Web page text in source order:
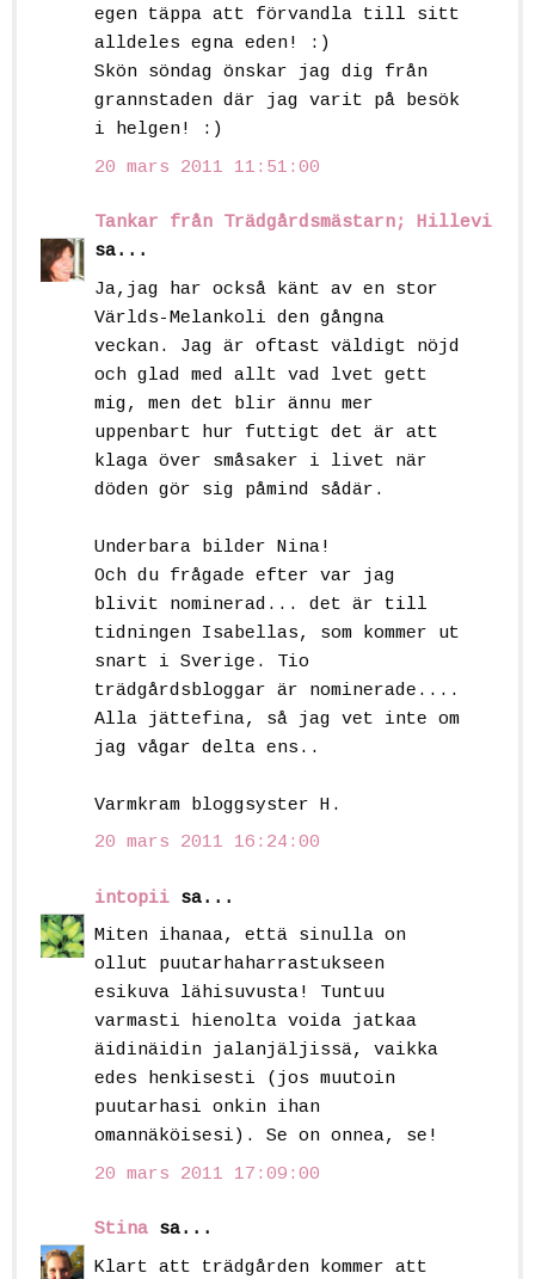
egen täppa att förvandla till sitt
alldeles egna eden! :)
Skön söndag önskar jag dig från
grannstaden där jag varit på besök
i helgen! :)
20 mars 2011 11:51:00
Tankar från Trädgårdsmästarn; Hillevi
sa...
Ja,jag har också känt av en stor
Världs-Melankoli den gångna
veckan. Jag är oftast väldigt nöjd
och glad med allt vad lvet gett
mig, men det blir ännu mer
uppenbart hur futtigt det är att
klaga över småsaker i livet när
döden gör sig påmind sådär.
Underbara bilder Nina!
Och du frågade efter var jag
blivit nominerad... det är till
tidningen Isabellas, som kommer ut
snart i Sverige. Tio
trädgårdsbloggar är nominerade....
Alla jättefina, så jag vet inte om
jag vågar delta ens..
Varmkram bloggsyster H.
20 mars 2011 16:24:00
intopii sa...
Miten ihanaa, että sinulla on
ollut puutarhaharrastukseen
esikuva lähisuvusta! Tuntuu
varmasti hienolta voida jatkaa
äidinäidin jalanjäljissä, vaikka
edes henkisesti (jos muutoin
puutarhasi onkin ihan
omannäköisesi). Se on onnea, se!
20 mars 2011 17:09:00
Stina sa...
Klart att trädgården kommer att